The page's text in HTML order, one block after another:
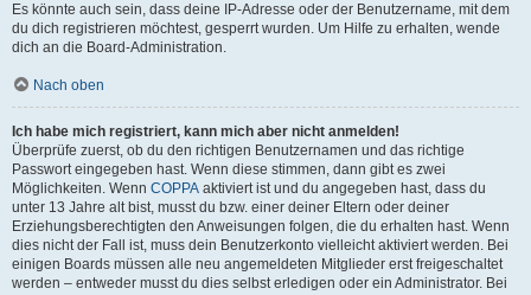
Es könnte auch sein, dass deine IP-Adresse oder der Benutzername, mit dem
du dich registrieren möchtest, gesperrt wurden. Um Hilfe zu erhalten, wende
dich an die Board-Administration.
Nach oben
Ich habe mich registriert, kann mich aber nicht anmelden!
Überprüfe zuerst, ob du den richtigen Benutzernamen und das richtige
Passwort eingegeben hast. Wenn diese stimmen, dann gibt es zwei
Möglichkeiten. Wenn COPPA aktiviert ist und du angegeben hast, dass du
unter 13 Jahre alt bist, musst du bzw. einer deiner Eltern oder deiner
Erziehungsberechtigten den Anweisungen folgen, die du erhalten hast. Wenn
dies nicht der Fall ist, muss dein Benutzerkonto vielleicht aktiviert werden. Bei
einigen Boards müssen alle neu angemeldeten Mitglieder erst freigeschaltet
werden – entweder musst du dies selbst erledigen oder ein Administrator. Bei